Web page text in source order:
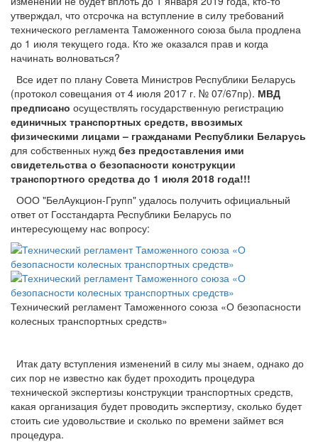
утверждал, что отсрочка на вступление в силу требований
технического регламента Таможенного союза была продлена
до 1 июля текущего года. Кто же оказался прав и когда
начинать волноваться?
Все идет по плану Совета Министров Республики Беларусь
(протокол совещания от 4 июля 2017 г. № 07/67пр). МВД
предписано осуществлять государственную регистрацию
единичных транспортных средств, ввозимых
физическими лицами – гражданами Республики Беларусь
для собственных нужд без предоставления ими
свидетельства о безопасности конструкции
транспортного средства до 1 июля 2018 года!!!
ООО "БелАукцион-Групп" удалось получить официальный
ответ от Госстандарта Республики Беларусь по
интересующему нас вопросу:
Технический регламент Таможенного союза «О безопасности
колесных транспортных средств»
Итак дату вступления изменений в силу мы знаем, однако до
сих пор не известно как будет проходить процедура
технической экспертизы конструкции транспортных средств,
какая организация будет проводить экспертизу, сколько будет
стоить сие удовольствие и сколько по времени займет вся
процедура.